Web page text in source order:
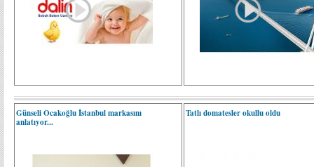
Günseli Ocakoğlu İstanbul markasını
anlatıyor...
Tatlı domatesler okullu oldu